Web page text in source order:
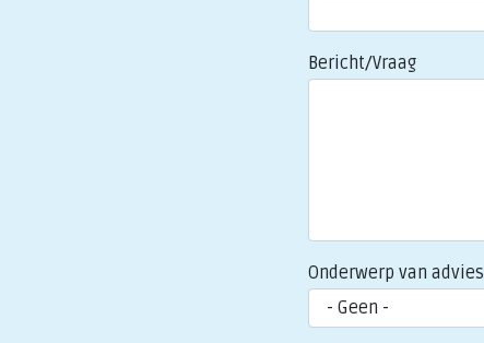
Bericht/Vraag
Onderwerp van advies